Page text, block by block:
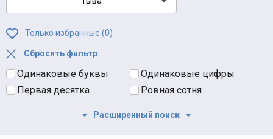
Только избранные (0)
Сбросить фильтр
Одинаковые буквы
Одинаковые цифры
Первая десятка
Ровная сотня
Расширенный поиск